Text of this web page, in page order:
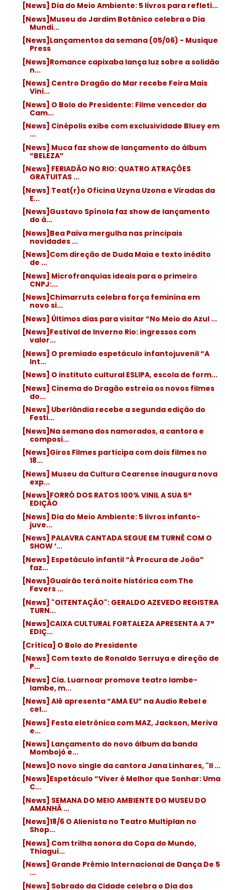
[News] Dia do Meio Ambiente: 5 livros para refleti...
[News]Museu do Jardim Botânico celebra o Dia
Mundi...
[News]Lançamentos da semana (05/06) - Musique
Press
[News]Romance capixaba lança luz sobre a solidão
n...
[News] Centro Dragão do Mar recebe Feira Mais
Vini...
[News] O Bolo do Presidente: Filme vencedor da
Cam...
[News] Cinépolis exibe com exclusividade Bluey em
...
[News] Muca faz show de lançamento do álbum
“BELEZA”
[News] FERIADÃO NO RIO: QUATRO ATRAÇÕES
GRATUITAS ...
[News] Teat(r)o Oficina Uzyna Uzona e Viradas da
E...
[News]Gustavo Spínola faz show de lançamento
do á...
[News]Bea Paiva mergulha nas principais
novidades ...
[News]Com direção de Duda Maia e texto inédito
de ...
[News] Microfranquias ideais para o primeiro
CNPJ:...
[News]Chimarruts celebra força feminina em
novo si...
[News] Últimos dias para visitar “No Meio do Azul ...
[News]Festival de Inverno Rio: ingressos com
valor...
[News] O premiado espetáculo infantojuvenil “A
Int...
[News] O instituto cultural ESLIPA, escola de form...
[News] Cinema do Dragão estreia os novos filmes
do...
[News] Uberlândia recebe a segunda edição do
Festi...
[News]Na semana dos namorados, a cantora e
composi...
[News]Giros Filmes participa com dois filmes no
18...
[News] Museu da Cultura Cearense inaugura nova
exp...
[News]FORRÓ DOS RATOS 100% VINIL A SUA 5ª
EDIÇÃO
[News] Dia do Meio Ambiente: 5 livros infanto-
juve...
[News] PALAVRA CANTADA SEGUE EM TURNÊ COM O
SHOW ‘...
[News] Espetáculo infantil “À Procura de João”
faz...
[News]Guairão terá noite histórica com The
Fevers ...
[News] "OITENTAÇÃO": GERALDO AZEVEDO REGISTRA
TURN...
[News]CAIXA CULTURAL FORTALEZA APRESENTA A 7ª
EDIÇ...
[Crítica] O Bolo do Presidente
[News] Com texto de Ronaldo Serruya e direção de
P...
[News] Cia. Luarnoar promove teatro lambe-
lambe, m...
[News] Alê apresenta “AMA EU” na Audio Rebel e
cel...
[News] Festa eletrônica com MAZ, Jackson, Meriva
e...
[News] Lançamento do novo álbum da banda
Mombojó e...
[News]O novo single da cantora Jana Linhares, "Il ...
[News]Espetáculo “Viver é Melhor que Sonhar: Uma
C...
[News] SEMANA DO MEIO AMBIENTE DO MUSEU DO
AMANHÃ ...
[News]18/6 O Alienista no Teatro Multiplan no
Shop...
[News] Com trilha sonora da Copa do Mundo,
Thiagui...
[News] Grande Prêmio Internacional de Dança De 5
...
[News] Sobrado da Cidade celebra o Dia dos